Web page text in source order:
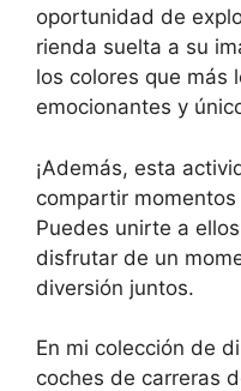
oportunidad de
rienda suelta a su
los colores que más
emocionantes y
¡Además, esta
compartir
Puedes unirte a
disfrutar de un
diversión juntos.
En mi colección de
coches de carreras